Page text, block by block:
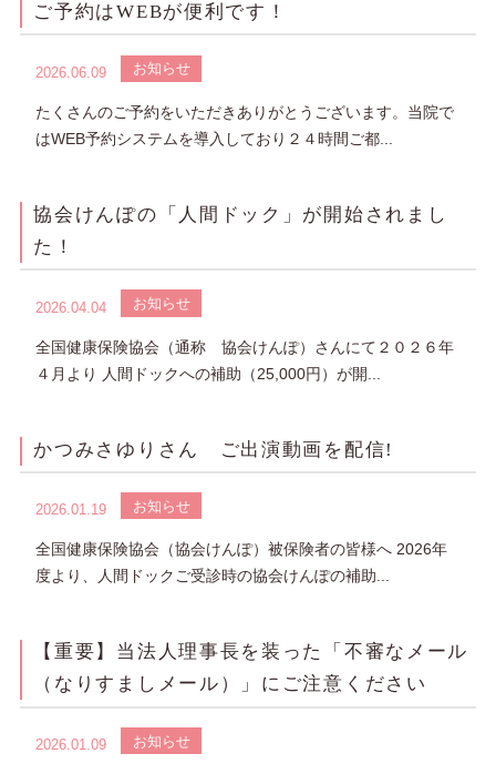
ご予約はWEBが便利です！
2026.06.09 お知らせ
たくさんのご予約をいただきありがとうございます。当院で
はWEB予約システムを導入しており２４時間ご都...
協会けんぽの「人間ドック」が開始されまし
た！
2026.04.04 お知らせ
全国健康保険協会（通称 協会けんぽ）さんにて２０２６年
４月より 人間ドックへの補助（25,000円）が開...
かつみさゆりさん ご出演動画を配信!
2026.01.19 お知らせ
全国健康保険協会（協会けんぽ）被保険者の皆様へ 2026年
度より、人間ドックご受診時の協会けんぽの補助...
【重要】当法人理事長を装った「不審なメール
（なりすましメール）」にご注意ください
2026.01.09 お知らせ